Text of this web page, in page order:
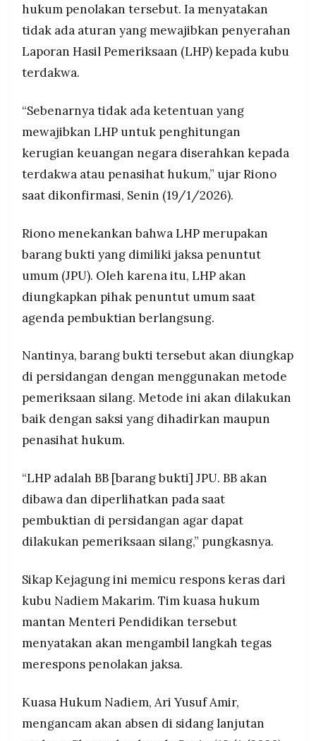
hukum penolakan tersebut. Ia menyatakan
tidak ada aturan yang mewajibkan penyerahan
Laporan Hasil Pemeriksaan (LHP) kepada kubu
terdakwa.
“Sebenarnya tidak ada ketentuan yang
mewajibkan LHP untuk penghitungan
kerugian keuangan negara diserahkan kepada
terdakwa atau penasihat hukum,” ujar Riono
saat dikonfirmasi, Senin (19/1/2026).
Riono menekankan bahwa LHP merupakan
barang bukti yang dimiliki jaksa penuntut
umum (JPU). Oleh karena itu, LHP akan
diungkapkan pihak penuntut umum saat
agenda pembuktian berlangsung.
Nantinya, barang bukti tersebut akan diungkap
di persidangan dengan menggunakan metode
pemeriksaan silang. Metode ini akan dilakukan
baik dengan saksi yang dihadirkan maupun
penasihat hukum.
“LHP adalah BB [barang bukti] JPU. BB akan
dibawa dan diperlihatkan pada saat
pembuktian di persidangan agar dapat
dilakukan pemeriksaan silang,” pungkasnya.
Sikap Kejagung ini memicu respons keras dari
kubu Nadiem Makarim. Tim kuasa hukum
mantan Menteri Pendidikan tersebut
menyatakan akan mengambil langkah tegas
merespons penolakan jaksa.
Kuasa Hukum Nadiem, Ari Yusuf Amir,
mengancam akan absen di sidang lanjutan